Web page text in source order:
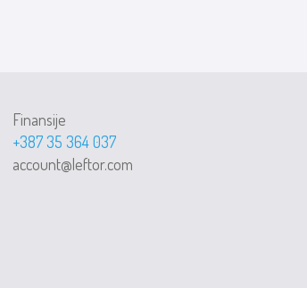
Finansije
+387 35 364 037
account@leftor.com